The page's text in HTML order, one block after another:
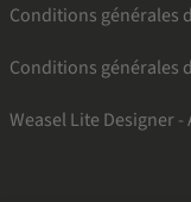
Conditions générales
Conditions générales
Weasel Lite Designer